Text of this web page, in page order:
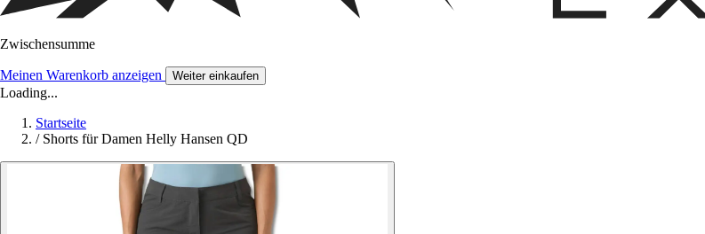
Zwischensumme
Meinen Warenkorb anzeigen Weiter einkaufen
Loading...
Startseite
/ Shorts für Damen Helly Hansen QD